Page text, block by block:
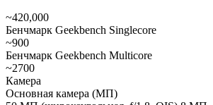
~420,000
Бенчмарк Geekbench Singlecore
~900
Бенчмарк Geekbench Multicore
~2700
Камера
Основная камера (МП)